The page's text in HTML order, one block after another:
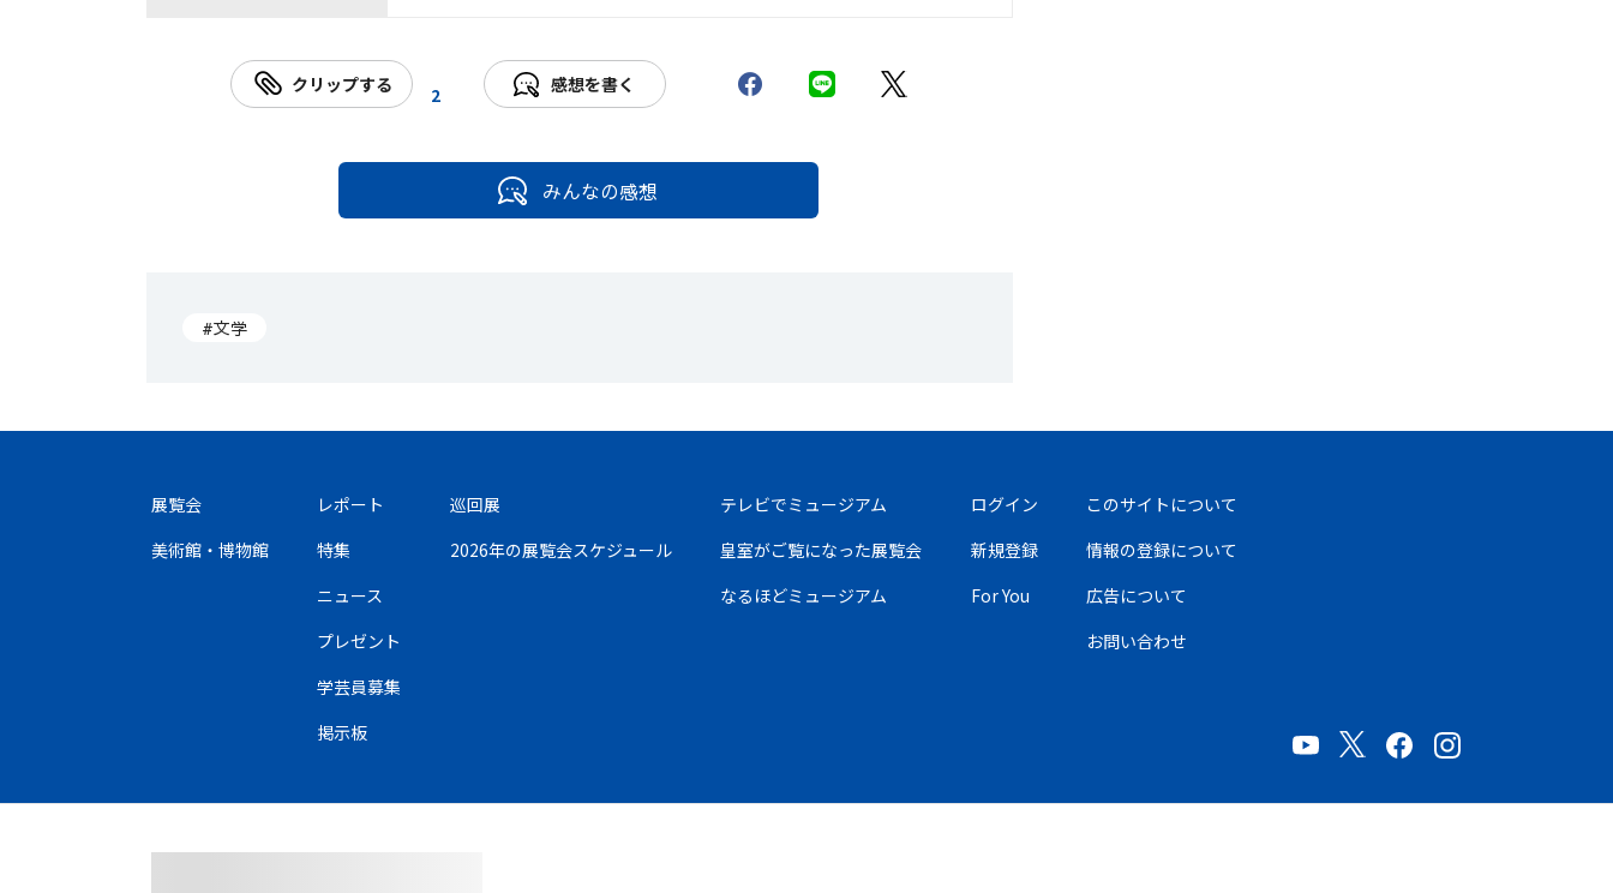
クリップする 2 感想を書く
みんなの感想
#文学
展覧会
美術館・博物館
レポート
特集
ニュース
プレゼント
学芸員募集
掲示板
巡回展
2026年の展覧会スケジュール
テレビでミュージアム
皇室がご覧になった展覧会
なるほどミュージアム
ログイン
新規登録
For You
このサイトについて
情報の登録について
広告について
お問い合わせ